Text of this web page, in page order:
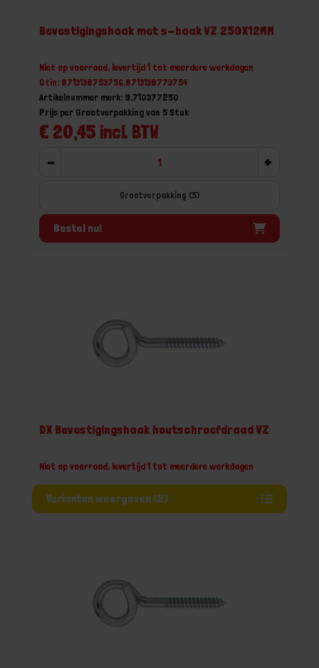
Bevestigingshaak met s-haak VZ 250X12MM
Niet op voorraad, levertijd 1 tot meerdere werkdagen
Gtin: 8713138753756,8713138773754
Artikelnummer merk: 9.710377250
€ 20,45 incl. BTW
Prijs per Grootverpakking van 5 Stuk
- +
Grootverpakking (5)
Bestel nu!
DX Bevestigingshaak houtschroefdraad VZ
Niet op voorraad, levertijd 1 tot meerdere werkdagen
Varianten weergeven (2)